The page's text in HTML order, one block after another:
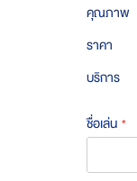
คุณภาพ
ราคา
บริการ
ชื่อเล่น